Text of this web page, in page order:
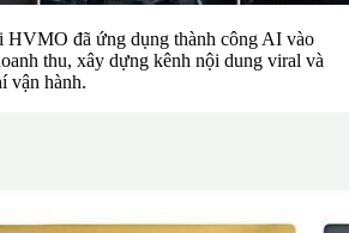
HVMO đã ứng dụng thành công AI vào
thu, xây dựng kênh nội dung viral và
vận hành.